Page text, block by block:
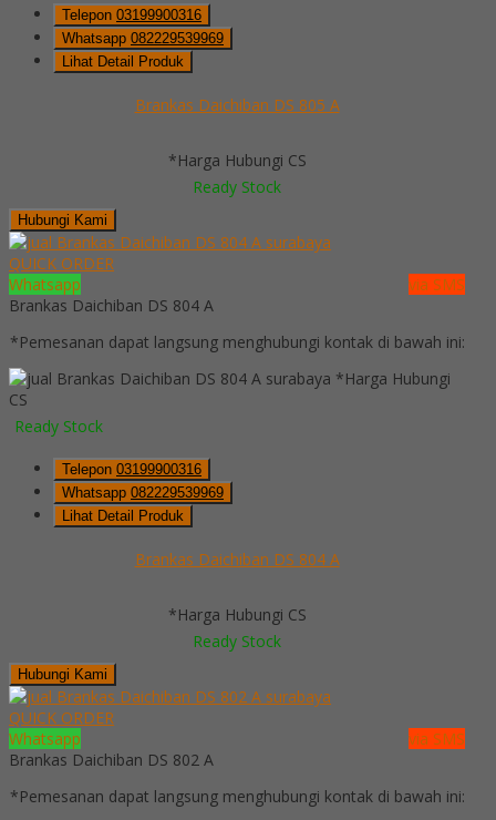
Telepon 03199900316
Whatsapp 082229539969
Lihat Detail Produk
Brankas Daichiban DS 805 A
*Harga Hubungi CS
Ready Stock
Hubungi Kami
QUICK ORDER
Whatsapp
via SMS
Brankas Daichiban DS 804 A
*Pemesanan dapat langsung menghubungi kontak di bawah ini:
*Harga Hubungi
CS
Ready Stock
Telepon 03199900316
Whatsapp 082229539969
Lihat Detail Produk
Brankas Daichiban DS 804 A
*Harga Hubungi CS
Ready Stock
Hubungi Kami
QUICK ORDER
Whatsapp
via SMS
Brankas Daichiban DS 802 A
*Pemesanan dapat langsung menghubungi kontak di bawah ini: